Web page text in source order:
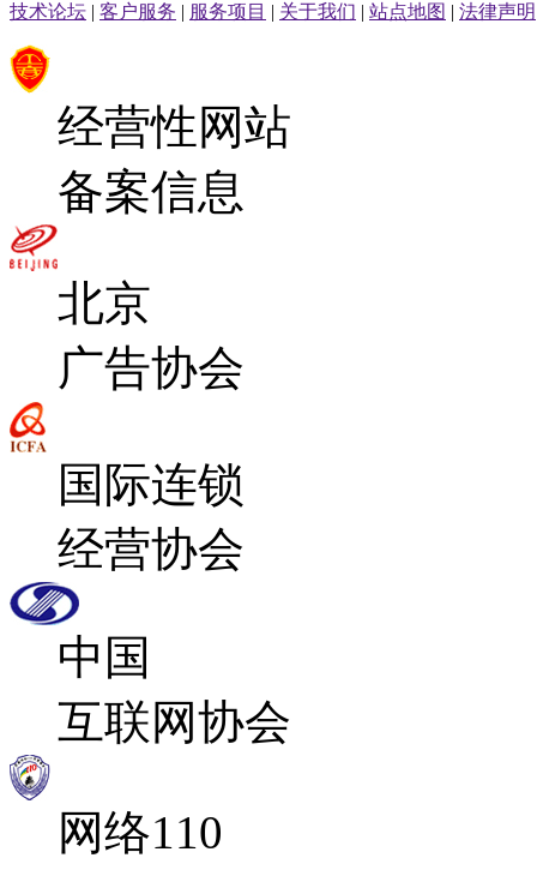
技术论坛 | 客户服务 | 服务项目 | 关于我们 | 站点地图 | 法律声明
经营性网站
备案信息
北京
广告协会
国际连锁
经营协会
中国
互联网协会
网络110